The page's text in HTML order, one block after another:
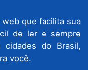
que facilita sua
de ler e sempre
cidades do Brasil,
você.